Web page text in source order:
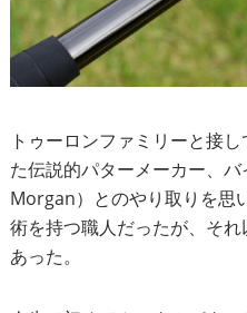
トゥーロンファミリーと接
た伝説的パターメーカー、
Morgan）とのやり取りを思
術を持つ職人だったが、それ
あった。